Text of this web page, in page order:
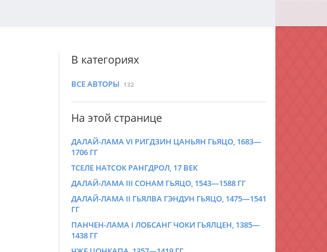
В категориях
ВСЕ АВТОРЫ 132
На этой странице
ДАЛАЙ-ЛАМА VI РИГДЗИН ЦАНЬЯН ГЬЯЦО, 1683—
1706 ГГ
ТСЕЛЕ НАТСОК РАНГДРОЛ, 17 ВЕК
ДАЛАЙ-ЛАМА III СОНАМ ГЬЯЦО, 1543—1588 ГГ
ДАЛАЙ-ЛАМА II ГЬЯЛВА ГЭНДУН ГЬЯЦО, 1475—1541
ГГ
ПАНЧЕН-ЛАМА I ЛОБСАНГ ЧОКИ ГЬЯЛЦЕН, 1385—
1438 ГГ